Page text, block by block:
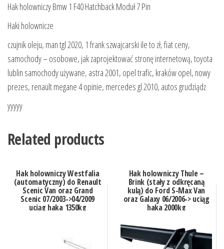
Hak holowniczy Bmw 1 F40 Hatchback Moduł 7 Pin
Haki holownicze
czujnik oleju, man tgl 2020, 1 frank szwajcarski ile to zł, fiat ceny,
samochody – osobowe, jak zaprojektować stronę internetową, toyota
lublin samochody używane, astra 2001, opel trafic, kraków opel, nowy
prezes, renault megane 4 opinie, mercedes gl 2010, autos grudziądz
yyyyy
Related products
Hak holowniczy Westfalia
(automatyczny) do Renault
Scenic Van oraz Grand
Scenic 07/2003->04/2009
uciąg haka 1350kg
Hak holowniczy Thule –
Brink (stały z odkręcaną
kulą) do Ford S-Max Van
oraz Galaxy 06/2006-> uciąg
haka 2000kg